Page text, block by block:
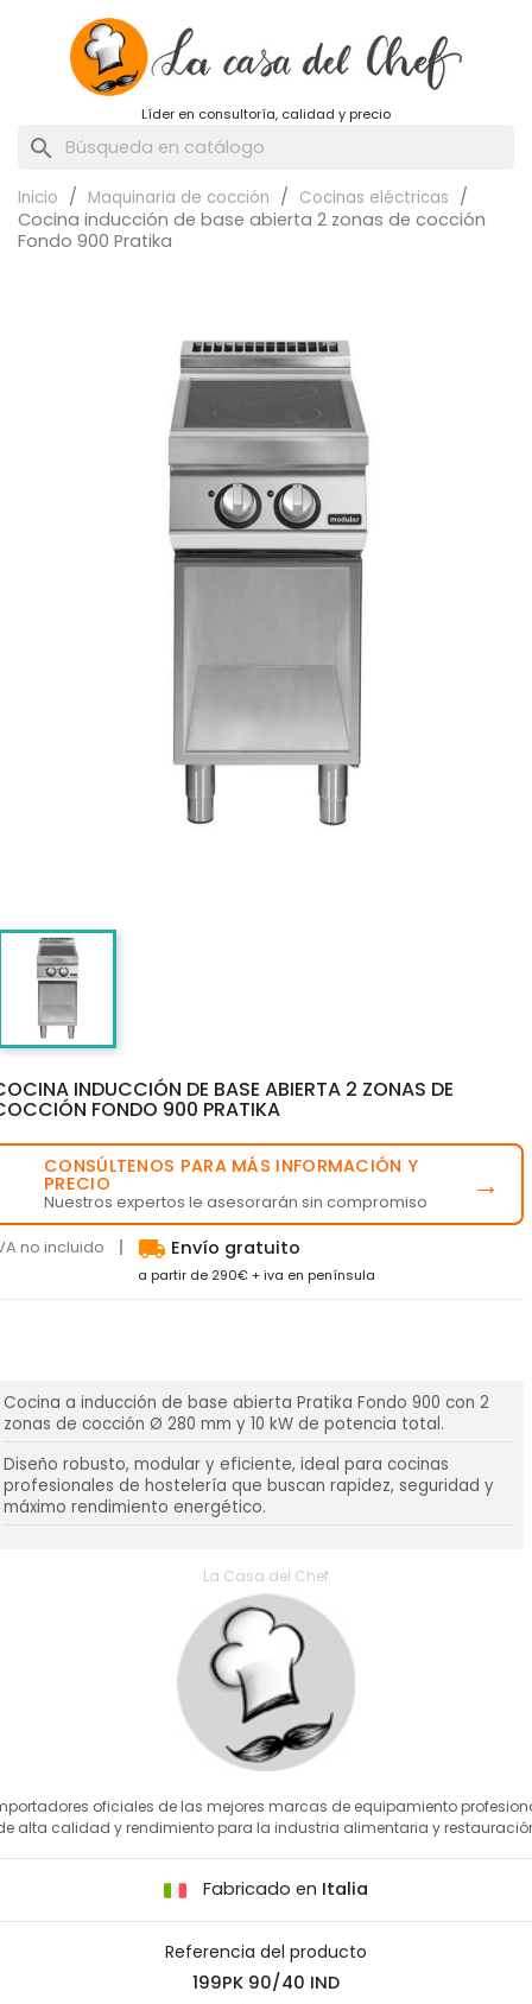
Líder en consultoría, calidad y precio
search
Inicio Maquinaria de cocción Cocinas eléctricas
Cocina inducción de base abierta 2 zonas de cocción
Fondo 900 Pratika
INDUCCIÓN DE BASE ABIERTA 2 ZONAS DE
FONDO 900 PRATIKA
CONSÚLTENOS PARA MÁS INFORMACIÓN Y
PRECIO
Nuestros expertos le asesorarán sin compromiso →
no incluido local_shipping Envío gratuito
a partir de 290€ + iva en península
Cocina a inducción de base abierta Pratika Fondo 900 con 2
zonas de cocción Ø 280 mm y 10 kW de potencia total.
Diseño robusto, modular y eficiente, ideal para cocinas
profesionales de hostelería que buscan rapidez, seguridad y
máximo rendimiento energético.
La Casa del Chef
oficiales de las mejores marcas de equipamiento
alta calidad y rendimiento para la industria alimentaria y
Fabricado en Italia
Referencia del producto
199PK 90/40 IND